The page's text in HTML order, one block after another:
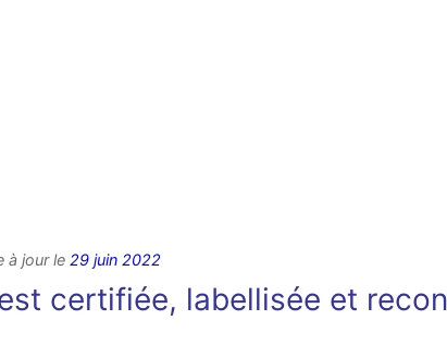
à jour le 29 juin 2022
certifiée, labellisée et